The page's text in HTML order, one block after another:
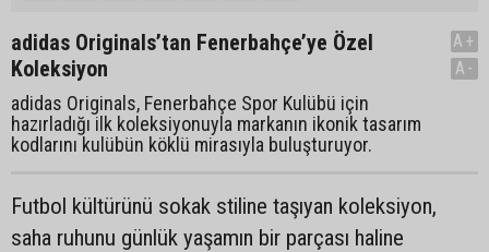
adidas Originals’tan Fenerbahçe’ye Özel
Koleksiyon
adidas Originals, Fenerbahçe Spor Kulübü için
hazırladığı ilk koleksiyonuyla markanın ikonik tasarım
kodlarını kulübün köklü mirasıyla buluşturuyor.
A+
A-
Futbol kültürünü sokak stiline taşıyan koleksiyon,
saha ruhunu günlük yaşamın bir parçası haline